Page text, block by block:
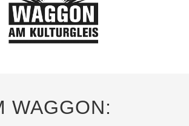
WAGGON: